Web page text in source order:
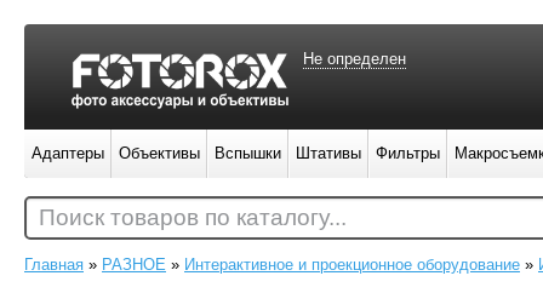
Главная » РАЗНОЕ » Интерактивное и проекционное оборудование »
Не определен
Адаптеры Объективы Вспышки Штативы Фильтры
Поиск товаров по каталогу...